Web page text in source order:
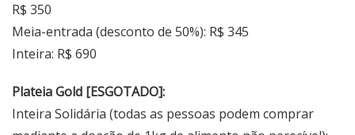
R$ 350
Meia-entrada (desconto de 50%): R$ 345
Inteira: R$ 690
Plateia Gold [ESGOTADO]:
Inteira Solidária (todas as pessoas podem comprar